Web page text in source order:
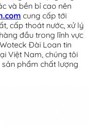
và bền bỉ cao nên
cung cấp tới
cấp thoát nước, xử lý
đầu trong lĩnh vực
Đài Loan tin
Việt Nam, chúng tôi
phẩm chất lượng